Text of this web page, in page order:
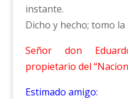
instante.
Dicho y hecho; tomo
Señor don
propietario del
Estimado amigo: